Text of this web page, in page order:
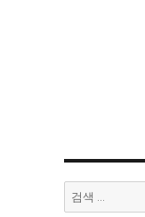
검
색: